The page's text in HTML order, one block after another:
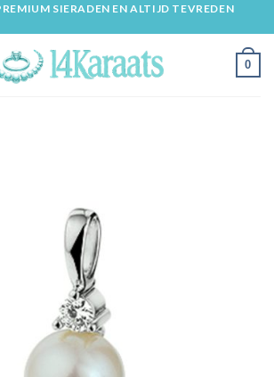
SIERADEN EN ALTIJD TEVREDEN
0